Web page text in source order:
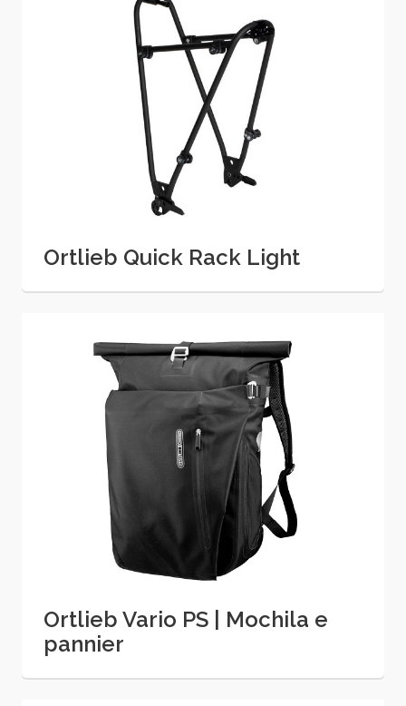
Ortlieb Quick Rack Light
Ortlieb Vario PS | Mochila e
pannier